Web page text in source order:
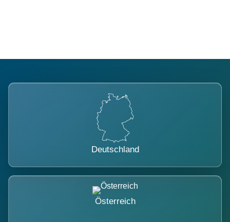
Deutschland
Österreich